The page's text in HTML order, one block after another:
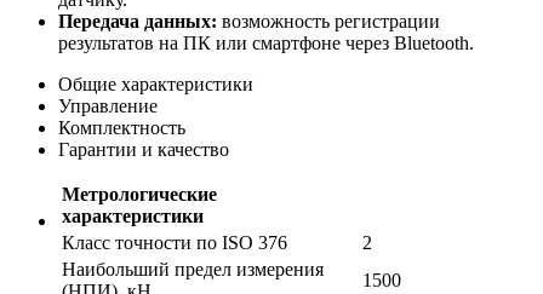
Передача данных: возможность регистрации
результатов на ПК или смартфоне через Bluetooth.
Общие характеристики
Управление
Комплектность
Гарантии и качество
Метрологические
характеристики
Класс точности по ISO 376
2
Наибольший предел измерения
1500